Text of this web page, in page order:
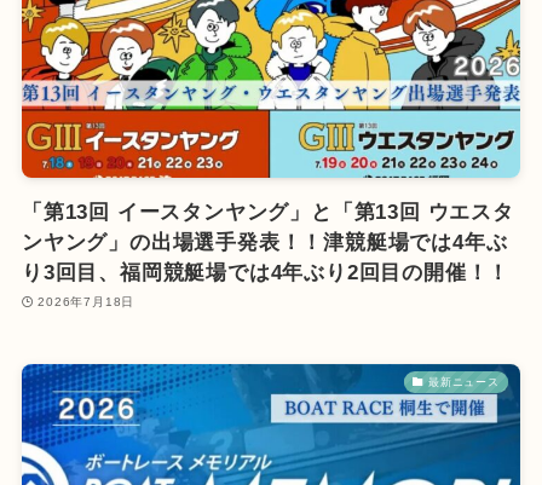
「第13回 イースタンヤング」と「第13回 ウエスタ
ンヤング」の出場選手発表！！津競艇場では4年ぶ
り3回目、福岡競艇場では4年ぶり2回目の開催！！
2026年7月18日
最新ニュース